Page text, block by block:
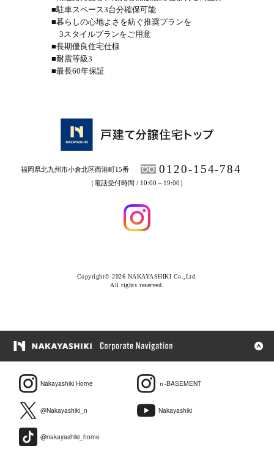
■駐車スペース3台分確保可能
■暮らしの心地よさを紡ぐ推奨プランを
3スタイルプランをご用意
■長期優良住宅仕様
■耐震等級3
■最長60年保証
福岡県北九州市小倉北区西港町15番 0120-154-784
（電話受付時間 / 10:00～19:00）
Copyright© 2026 NAKAYASHIKI Co.,Ltd.
All rights reserved.
Nakayashiki Home ｎ-BASEMENT
@Nakayashiki_n Nakayashiki
@nakayashiki_home